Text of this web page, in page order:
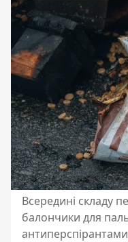
Всередині складу
балончики для
антиперспірантами